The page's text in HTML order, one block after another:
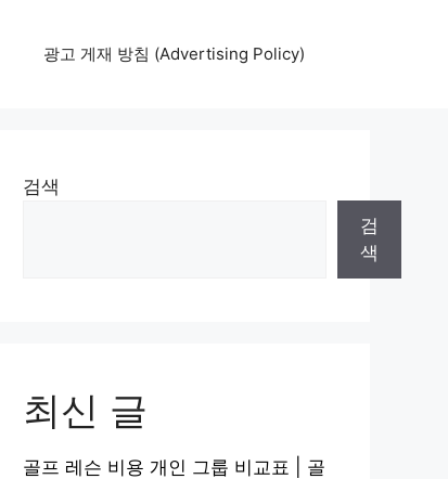
광고 게재 방침 (Advertising Policy)
검색
검
색
최신 글
골프 레슨 비용 개인 그룹 비교표 | 골